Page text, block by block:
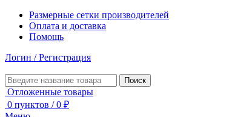
Размерные сетки производителей
Оплата и доставка
Помощь
Логин / Регистрация
Поиск
Отложенные товары
0 пунктов / 0 ₽